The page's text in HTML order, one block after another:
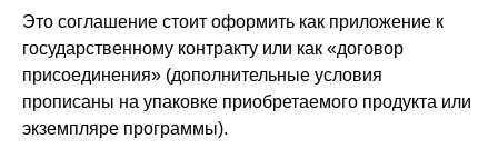
Это соглашение стоит оформить как приложение к
государственному контракту или как «договор
присоединения» (дополнительные условия
прописаны на упаковке приобретаемого продукта или
экземпляре программы).